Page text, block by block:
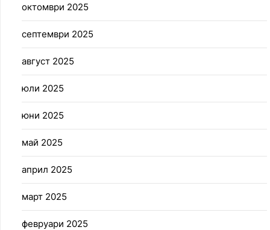
октомври 2025
септември 2025
август 2025
юли 2025
юни 2025
май 2025
април 2025
март 2025
февруари 2025